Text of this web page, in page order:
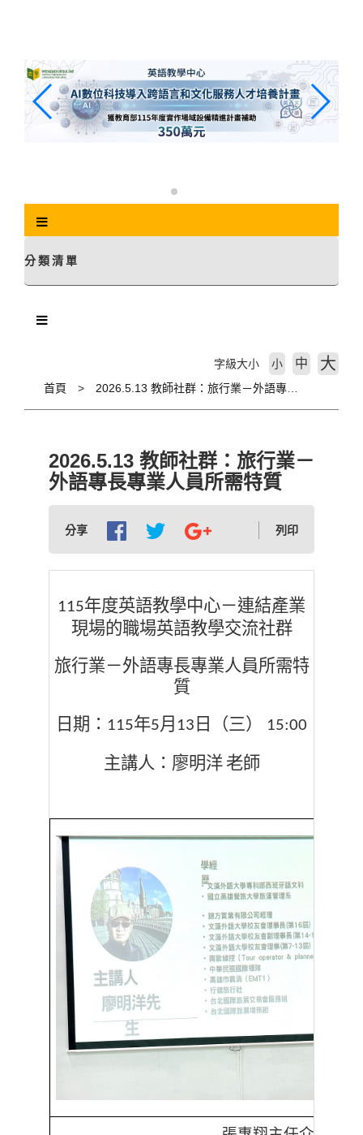
分類清單
首頁
字級大小 小 中 大
2026.5.13 教師社群：旅行業－
外語專長專業人員所需特質
分享 列印
115年度英語教學中心－連結產業
現場的職場英語教學交流社群
旅行業－外語專長專業人員所需特
質
日期： 115年5月 13 日（三） 15:00
主講人：廖明洋 老師